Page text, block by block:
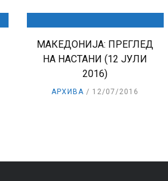
МАКЕДОНИЈА: ПРЕГЛЕД
НА НАСТАНИ (12 ЈУЛИ
2016)
АРХИВА 12/07/2016